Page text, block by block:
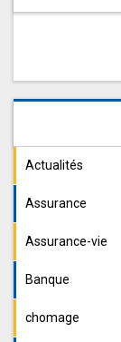
Actualités
Assurance
Assurance-vie
Banque
chomage